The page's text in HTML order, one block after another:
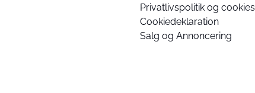
Privatlivspolitik og cookies
Cookiedeklaration
Salg og Annoncering